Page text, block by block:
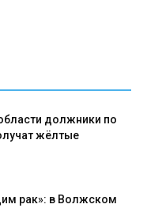
должники по
жёлтые
рак»: в Волжском